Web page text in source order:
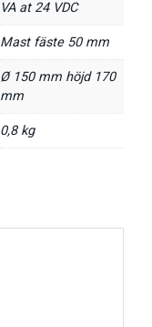
VA at 24 VDC
Mast fäste 50 mm
Ø 150 mm höjd 170
mm
0,8 kg